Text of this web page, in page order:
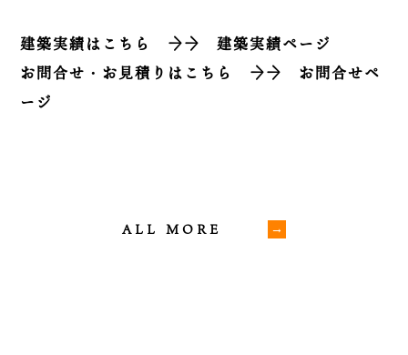
建築実績はこちら →→建築実績ページ
お問合せ・お見積りはこちら
→→ お問合せペ
ージ
ALL MORE